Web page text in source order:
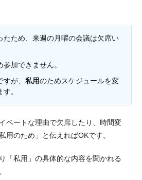
たため、来週の月曜の会議は欠席い
参加できません。
が、 私用のためスケジュールを変
。
ベートな理由で欠席したり、時間変
用のため」と伝えればOKです。
「私用」の具体的な内容を聞かれる